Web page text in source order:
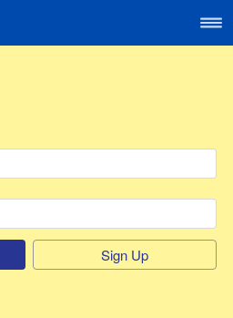
`
Sign Up